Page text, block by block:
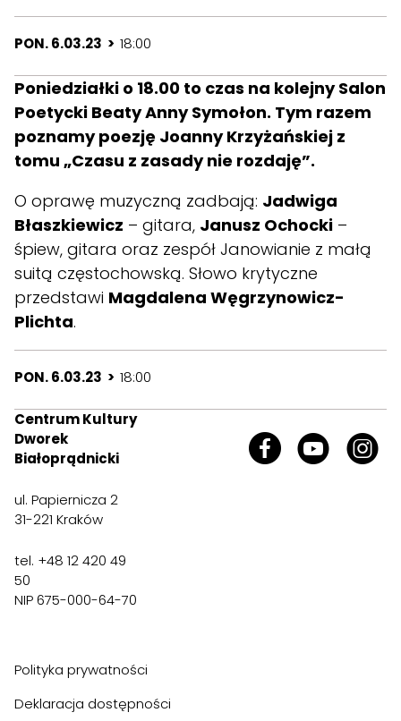
PON. 6.03.23 > 18:00
Poniedziałki o 18.00 to czas na kolejny Salon
Poetycki Beaty Anny Symołon. Tym razem
poznamy poezję Joanny Krzyżańskiej z
tomu „Czasu z zasady nie rozdaję”.
O oprawę muzyczną zadbają: Jadwiga
Błaszkiewicz – gitara, Janusz Ochocki –
śpiew, gitara oraz zespół Janowianie z małą
suitą częstochowską. Słowo krytyczne
przedstawi Magdalena Węgrzynowicz-
Plichta.
PON. 6.03.23 > 18:00
Centrum Kultury
Dworek
Białoprądnicki
ul. Papiernicza 2
31-221 Kraków
tel. +48 12 420 49
50
NIP 675-000-64-70
Polityka prywatności
Deklaracja dostępności